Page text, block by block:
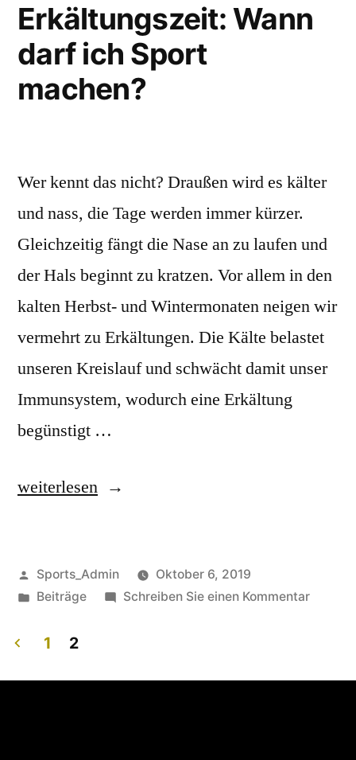
Erkältungszeit: Wann
darf ich Sport
machen?
Wer kennt das nicht? Draußen wird es kälter
und nass, die Tage werden immer kürzer.
Gleichzeitig fängt die Nase an zu laufen und
der Hals beginnt zu kratzen. Vor allem in den
kalten Herbst- und Wintermonaten neigen wir
vermehrt zu Erkältungen. Die Kälte belastet
unseren Kreislauf und schwächt damit unser
Immunsystem, wodurch eine Erkältung
begünstigt …
weiterlesen
Sports_Admin
Oktober 6, 2019
Beiträge
Schreiben Sie einen Kommentar
1 2